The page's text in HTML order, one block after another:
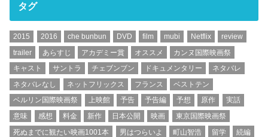
タグ
2015 2016 che bunbun DVD film mubi Netflix
review
trailer
あらすじ アカデミー賞 オススメ
カンヌ国際映画祭
キャスト
サントラ チェブンブン ドキュメンタリー
ネタバレ
ネタバレなし
ネットフリックス フランス
ベストテン
ベルリン国際映画祭
上映館 予告 予告編 予想 原作
実話
意味
感想 料金 新作 日本公開 映画
東京国際映画祭
死ぬまでに観たい映画1001本
男はつらいよ 町山智浩 留学 続編